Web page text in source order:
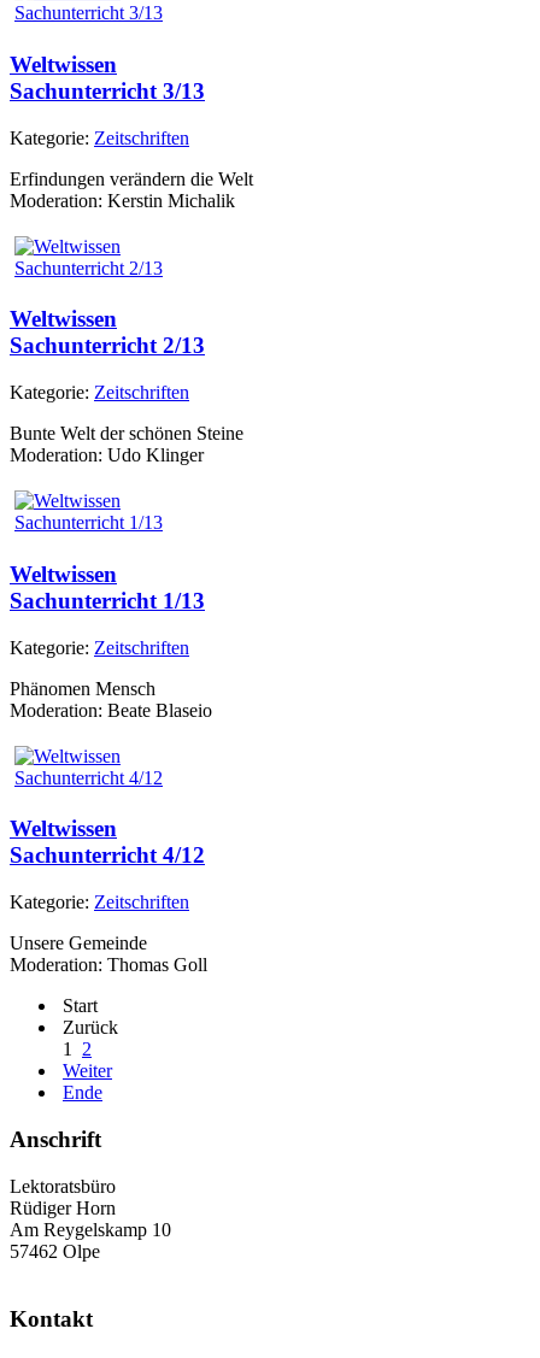
Weltwissen
Sachunterricht 3/13
Kategorie: Zeitschriften
Erfindungen verändern die Welt
Moderation: Kerstin Michalik
Weltwissen
Sachunterricht 2/13
Kategorie: Zeitschriften
Bunte Welt der schönen Steine
Moderation: Udo Klinger
Weltwissen
Sachunterricht 1/13
Kategorie: Zeitschriften
Phänomen Mensch
Moderation: Beate Blaseio
Weltwissen
Sachunterricht 4/12
Kategorie: Zeitschriften
Unsere Gemeinde
Moderation: Thomas Goll
Start
Zurück
1
2
Weiter
Ende
Anschrift
Lektoratsbüro
Rüdiger Horn
Am Reygelskamp 10
57462 Olpe
Kontakt